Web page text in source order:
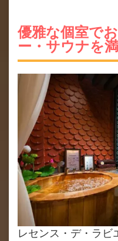
優雅な個室で
ー・サウナを
レセンス・デ・ラビ